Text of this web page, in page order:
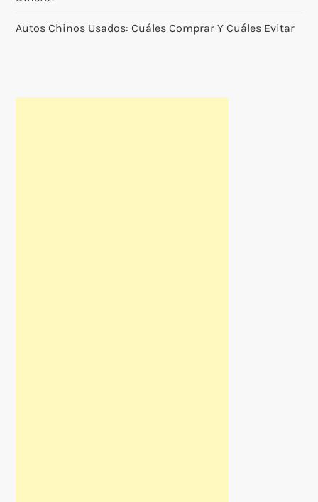
Autos Chinos Usados: Cuáles Comprar Y Cuáles Evitar